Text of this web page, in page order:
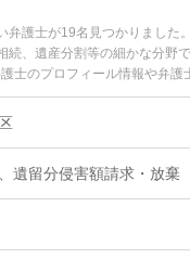
弁護士が19名見つかりまし
続、遺産分割等の細かな分野
士のプロフィール情報や弁
決の実績豊富な近くの弁護士
遺留分侵害額請求・放棄